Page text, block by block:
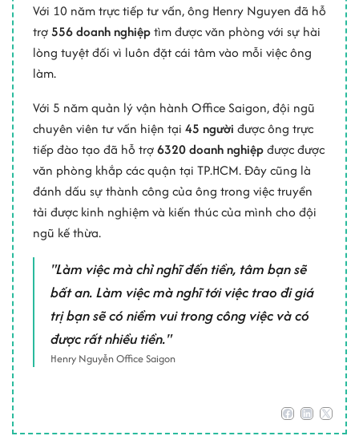
Với 10 năm trực tiếp tư vấn, ông Henry Nguyen đã hỗ
trợ556 doanh nghiệptìm được văn phòng với sự hài
lòng tuyệt đối vì luôn đặt cái tâm vào mỗi việc ông
làm.
Với 5 năm quản lý vận hành Office Saigon, đội ngũ
chuyên viên tư vấn hiện tại 45 người được ông trực
tiếp đào tạo đã hỗ trợ6320 doanh nghiệpđược được
văn phòng khắp các quận tại TP.HCM. Đây cũng là
đánh dấu sự thành công của ông trong việc truyền
tải được kinh nghiệm và kiến thúc của mình cho đội
ngũ kế thừa.
"Làm việc mà chỉ nghĩ đến tiền, tâm bạn sẽ
bất an. Làm việc mà nghĩ tới việc trao đi giá
trị bạn sẽ có niềm vui trong công việc và có
được rất nhiều tiền."
Henry Nguyễn Office Saigon